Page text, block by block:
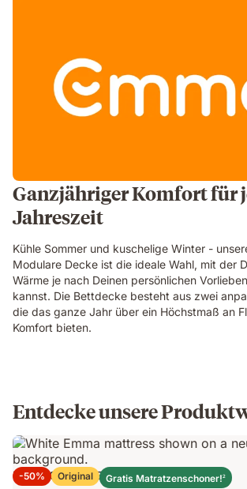
Ganzjähriger Komfort für
Jahreszeit
Kühle Sommer und kuschelige Winter -
Modulare Decke ist die ideale Wahl, mit der
Wärme je nach Deinen persönlichen
kannst. Die Bettdecke besteht aus zwei
die das ganze Jahr über ein Höchstmaß an
Komfort bieten.
Entdecke unsere
-50% Original Gratis Matratzenschoner!2
Emma Original Elite Matratze